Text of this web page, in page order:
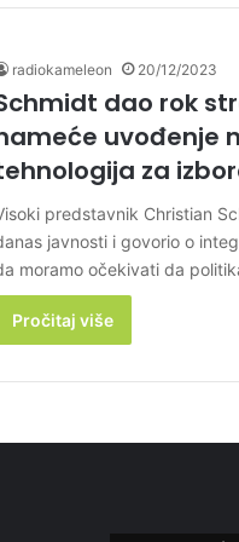
radiokameleon 20/12/2023
dao rok
uvođenje
za
predstavnik Christian
javnosti i govorio o
moramo očekivati da
Pročitaj više